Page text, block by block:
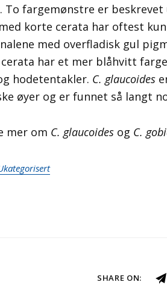
fargemønstre er
korte cerata har oftest
med overfladisk gul
cerata har et mer blåhvitt
hodetentakler. C. glaucoides
øyer og er funnet så langt
mer om C. glaucoides og C.
SHARE ON: